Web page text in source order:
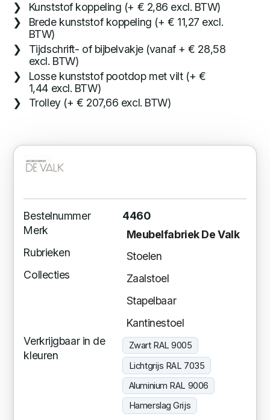
Kunststof koppeling (+ € 2,86 excl. BTW)
Brede kunststof koppeling (+ € 11,27 excl.
BTW)
Tijdschrift- of bijbelvakje (vanaf + € 28,58
excl. BTW)
Losse kunststof pootdop met vilt (+ €
1,44 excl. BTW)
Trolley (+ € 207,66 excl. BTW)
Bestelnummer
4460
Merk
Meubelfabriek De Valk
Rubrieken
Stoelen
Collecties
Zaalstoel
Stapelbaar
Kantinestoel
Verkrijgbaar in de
kleuren
Zwart RAL 9005
Lichtgrijs RAL 7035
Aluminium RAL 9006
Hamerslag Grijs